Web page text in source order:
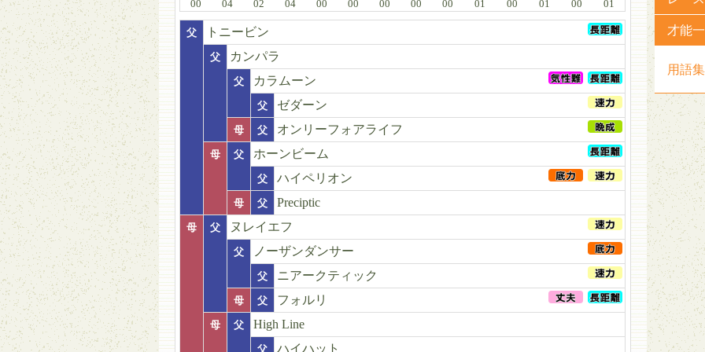
00 04 02 04 00 00 00 00 00 01 00 01 00 01
父 トニービン
父 カンパラ
父 カラムーン
父 ゼダーン
母 父 オンリーフォアライフ
母 父 ホーンビーム
父 ハイペリオン
母 父 Preciptic
母 父 ヌレイエフ
父 ノーザンダンサー
父 ニアークティック
母 父 フォルリ
母 父 High Line
父 ハイハット
才能
用語集